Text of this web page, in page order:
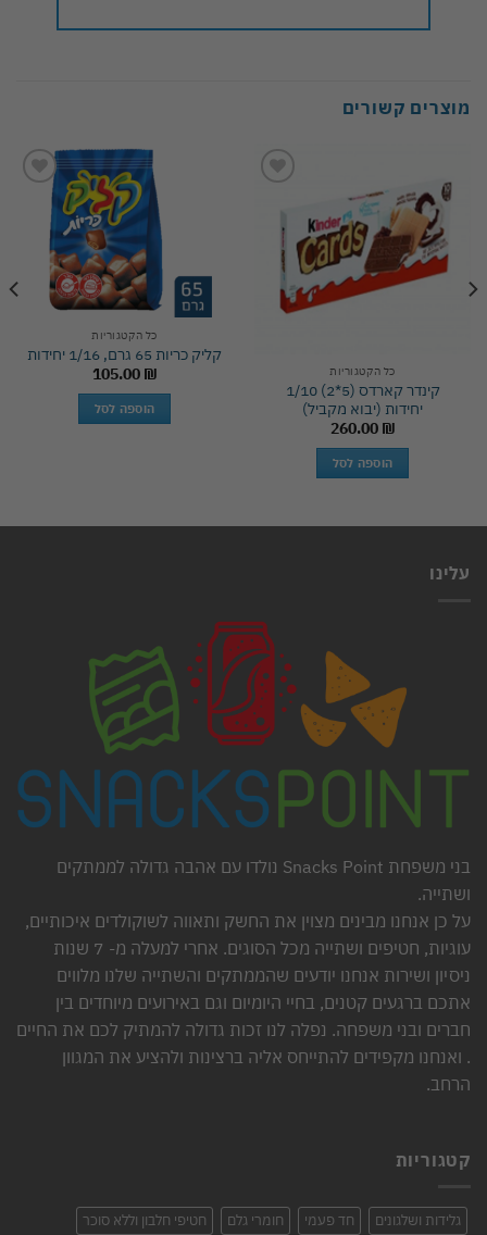
מוצרים קשורים
wishlist
כל הקטגוריות
קינדר קארדס (5*2) 1/10
יחידות (יבוא מקביל)
260.00 ₪
הוספה לסל
wishlist
כל הקטגוריות
קליק כריות 65 גרם, 1/16 יחידות
105.00 ₪
הוספה לסל
עלינו
בני משפחת Snacks Point נולדו עם אהבה גדולה לממתקים
ושתייה.
על כן אנחנו מבינים מצוין את החשק ותאווה לשוקולדים איכותיים,
עוגיות, חטיפים ושתייה מכל הסוגים. אחרי למעלה מ- 7 שנות
ניסיון ושירות אנחנו יודעים שהממתקים והשתייה שלנו מלווים
אתכם ברגעים קטנים, בחיי היומיום וגם באירועים מיוחדים בין
חברים ובני משפחה. נפלה לנו זכות גדולה להמתיק לכם את החיים
. ואנחנו מקפידים להתייחס אליה ברצינות ולהציע את המגוון
הרחב.
קטגוריות
גלידות ושלגונים חד פעמי חומרי גלם
חטיפי חלבון וללא סוכר